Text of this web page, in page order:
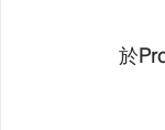
於